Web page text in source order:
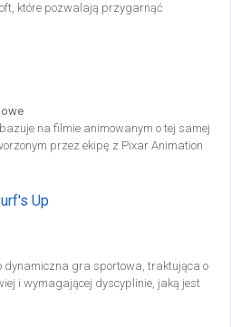
które pozwalają przygarnąć
na filmie animowanym o tej samej
przez ekipę z Pixar Animation
który jest dość niezwykłym szczurem.
Up
dynamiczna gra sportowa, traktująca o
i wymagającej dyscyplinie, jaką jest